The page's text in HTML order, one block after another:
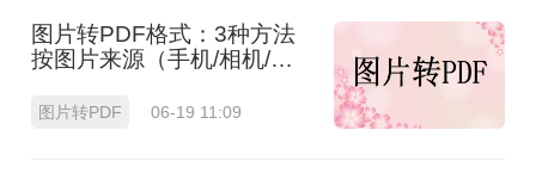
图片转PDF格式：3种方法
按图片来源（手机/相机/截
图片转PDF 06-19 11:09